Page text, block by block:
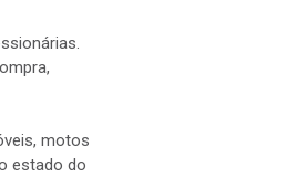
motos
estado do